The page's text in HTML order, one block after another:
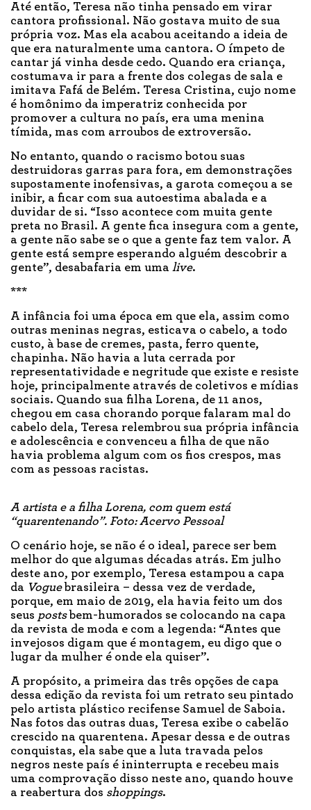
Até então, Teresa não tinha pensado em virar
cantora profissional. Não gostava muito de sua
própria voz. Mas ela acabou aceitando a ideia de
que era naturalmente uma cantora. O ímpeto de
cantar já vinha desde cedo. Quando era criança,
costumava ir para a frente dos colegas de sala e
imitava Fafá de Belém. Teresa Cristina, cujo nome
é homônimo da imperatriz conhecida por
promover a cultura no país, era uma menina
tímida, mas com arroubos de extroversão.
No entanto, quando o racismo botou suas
destruidoras garras para fora, em demonstrações
supostamente inofensivas, a garota começou a se
inibir, a ficar com sua autoestima abalada e a
duvidar de si. “Isso acontece com muita gente
preta no Brasil. A gente fica insegura com a gente,
a gente não sabe se o que a gente faz tem valor. A
gente está sempre esperando alguém descobrir a
gente”, desabafaria em uma live.
***
A infância foi uma época em que ela, assim como
outras meninas negras, esticava o cabelo, a todo
custo, à base de cremes, pasta, ferro quente,
chapinha. Não havia a luta cerrada por
representatividade e negritude que existe e resiste
hoje, principalmente através de coletivos e mídias
sociais. Quando sua filha Lorena, de 11 anos,
chegou em casa chorando porque falaram mal do
cabelo dela, Teresa relembrou sua própria infância
e adolescência e convenceu a filha de que não
havia problema algum com os fios crespos, mas
com as pessoas racistas.
A artista e a filha Lorena, com quem está
“quarentenando”. Foto: Acervo Pessoal
O cenário hoje, se não é o ideal, parece ser bem
melhor do que algumas décadas atrás. Em julho
deste ano, por exemplo, Teresa estampou a capa
da Voguebrasileira – dessa vez de verdade,
porque, em maio de 2019, ela havia feito um dos
seus postsbem-humorados se colocando na capa
da revista de moda e com a legenda: “Antes que
invejosos digam que é montagem, eu digo que o
lugar da mulher é onde ela quiser”.
A propósito, a primeira das três opções de capa
dessa edição da revista foi um retrato seu pintado
pelo artista plástico recifense Samuel de Saboia.
Nas fotos das outras duas, Teresa exibe o cabelão
crescido na quarentena. Apesar dessa e de outras
conquistas, ela sabe que a luta travada pelos
negros neste país é ininterrupta e recebeu mais
uma comprovação disso neste ano, quando houve
a reabertura dos shoppings.